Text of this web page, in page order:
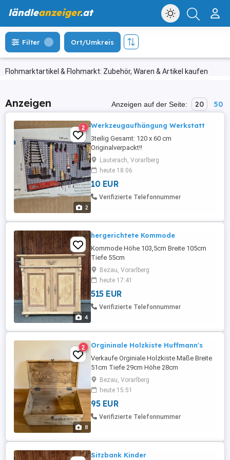
ländleanzeiger.at
Flohmarktartikel & Flohmarkt: Zubehör, Waren & Artikel kaufen
Filter Ort/Umkreis
Anzeigen Anzeigen auf der Seite: 20 50
2
2 Werkzeugaufhängung Werkstatt
3teilig Gesamt: 120 x 60 cm
Originalverpackt!!
Lauterach, Vorarlberg
heute 18:06
10 EUR
Verifizierte Telefonnummer
4
hergerichtete Kommode
Kommode Höhe 103,5cm Breite 105cm
Tiefe 55cm
Bezau, Vorarlberg
heute 17:41
515 EUR
Verifizierte Telefonnummer
8
2 Orgininale Holzkiste Huffmann's
Verkaufe Orginiale Holzkiste Maße Breite
51cm Tiefe 29cm Höhe 28cm
Bezau, Vorarlberg
heute 15:51
95 EUR
Verifizierte Telefonnummer
Sitzbank Kinder